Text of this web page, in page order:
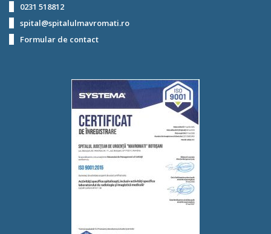
0231 518812
spital@spitalulmavromati.ro
Formular de contact